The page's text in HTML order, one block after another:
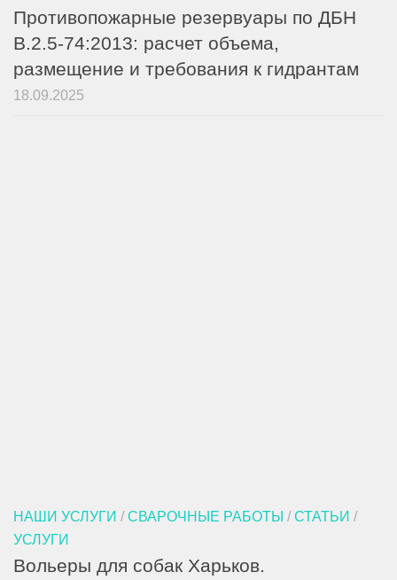
Противопожарные резервуары по ДБН
В.2.5-74:2013: расчет объема,
размещение и требования к гидрантам
18.09.2025
НАШИ УСЛУГИ / СВАРОЧНЫЕ РАБОТЫ / СТАТЬИ /
УСЛУГИ
Вольеры для собак Харьков.